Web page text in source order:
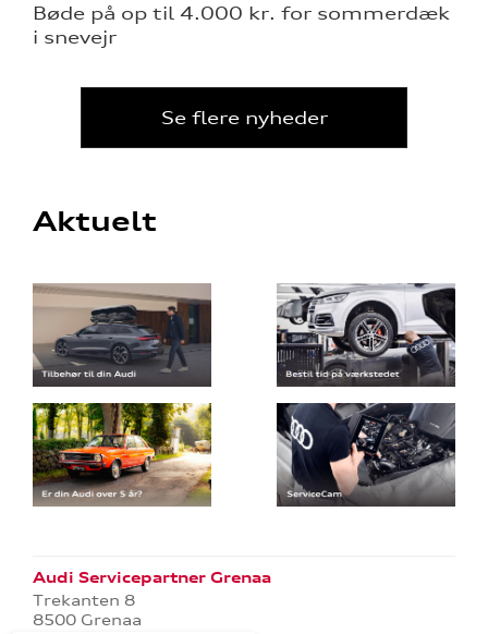
Bøde på op til 4.000 kr. for sommerdæk
i snevejr
Se flere nyheder
Aktuelt
Audi Servicepartner Grenaa
Trekanten 8
8500 Grenaa